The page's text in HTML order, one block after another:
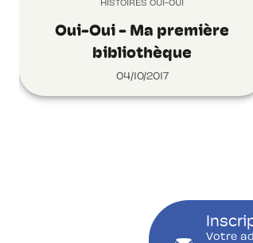
HISTOIRES OUI-OUI
Oui-Oui - Ma première
bibliothèque
04/10/2017
Votre